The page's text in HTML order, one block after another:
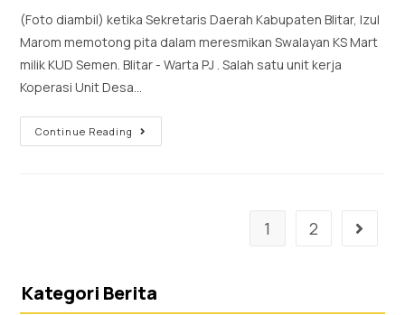
(Foto diambil) ketika Sekretaris Daerah Kabupaten Blitar, Izul
Marom memotong pita dalam meresmikan Swalayan KS Mart
milik KUD Semen. Blitar - Warta PJ . Salah satu unit kerja
Koperasi Unit Desa…
Continue Reading
1 2
Kategori Berita